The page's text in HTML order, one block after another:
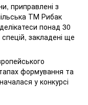
приправлені з
ТМ Рибак
понад 30
спецій, закладені ще
формування та
у конкурсі